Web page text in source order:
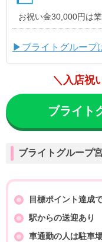
お祝い金30,000円は業
▶ブライトグループ
＼入店祝
ブライト
ブライトグループ
目標ポイント達成
駅からの送迎あり
車通勤の人は駐車